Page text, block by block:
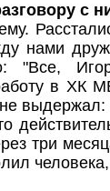
с
нами
"Все,
в ХК
выдержал:
три